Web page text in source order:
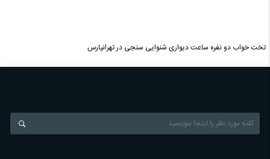
تخت خواب دو نفره ساعت دیواری شنوایی سنجی در تهرانپارس